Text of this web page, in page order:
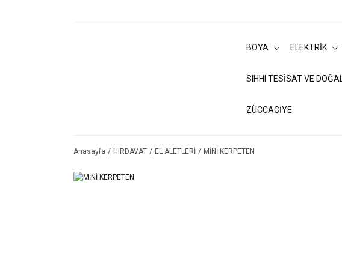
BOYA ELEKTRİK
SIHHI TESİSAT VE
ZÜCCACİYE
Anasayfa HIRDAVAT EL ALETLERİ MİNİ KERPETEN